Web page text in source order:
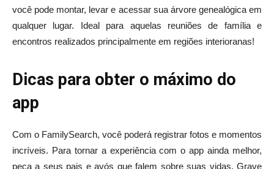
você pode montar, levar e acessar sua árvore genealógica em
qualquer lugar. Ideal para aquelas reuniões de família e
encontros realizados principalmente em regiões interioranas!
Dicas para obter o máximo do
app
Com o FamilySearch, você poderá registrar fotos e momentos
incríveis. Para tornar a experiência com o app ainda melhor,
peça a seus pais e avós que falem sobre suas vidas. Grave